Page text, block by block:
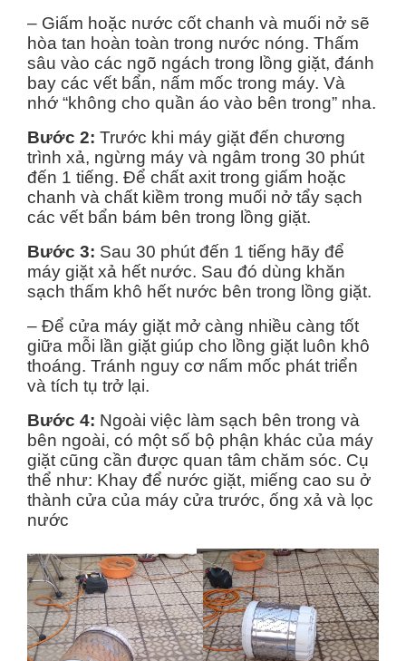
– Giấm hoặc nước cốt chanh và muối nở sẽ
hòa tan hoàn toàn trong nước nóng. Thấm
sâu vào các ngõ ngách trong lồng giặt, đánh
bay các vết bẩn, nấm mốc trong máy. Và
nhớ “không cho quần áo vào bên trong” nha.
Bước 2: Trước khi máy giặt đến chương
trình xả, ngừng máy và ngâm trong 30 phút
đến 1 tiếng. Để chất axit trong giấm hoặc
chanh và chất kiềm trong muối nở tẩy sạch
các vết bẩn bám bên trong lồng giặt.
Bước 3: Sau 30 phút đến 1 tiếng hãy để
máy giặt xả hết nước. Sau đó dùng khăn
sạch thấm khô hết nước bên trong lồng giặt.
– Để cửa máy giặt mở càng nhiều càng tốt
giữa mỗi lần giặt giúp cho lồng giặt luôn khô
thoáng. Tránh nguy cơ nấm mốc phát triển
và tích tụ trở lại.
Bước 4: Ngoài việc làm sạch bên trong và
bên ngoài, có một số bộ phận khác của máy
giặt cũng cần được quan tâm chăm sóc. Cụ
thể như: Khay để nước giặt, miếng cao su ở
thành cửa của máy cửa trước, ống xả và lọc
nước